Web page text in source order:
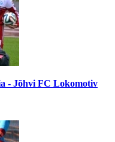
- Jõhvi FC Lokomotiv